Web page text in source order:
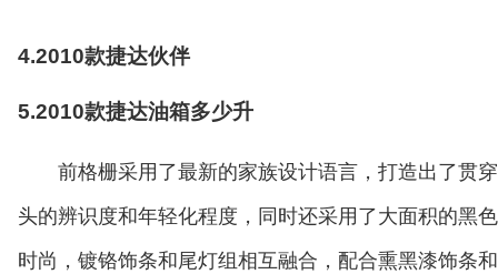
4.2010款捷达伙伴
5.2010款捷达油箱多少升
前格栅采用了最新的家族设计语言，打造出了贯
头的辨识度和年轻化程度，同时还采用了大面积的黑
时尚，镀铬饰条和尾灯组相互融合，配合熏黑漆饰条